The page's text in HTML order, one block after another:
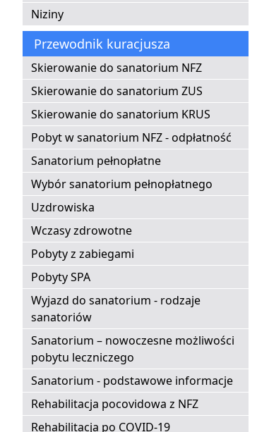
Niziny
Przewodnik kuracjusza
Skierowanie do sanatorium NFZ
Skierowanie do sanatorium ZUS
Skierowanie do sanatorium KRUS
Pobyt w sanatorium NFZ - odpłatność
Sanatorium pełnopłatne
Wybór sanatorium pełnopłatnego
Uzdrowiska
Wczasy zdrowotne
Pobyty z zabiegami
Pobyty SPA
Wyjazd do sanatorium - rodzaje
sanatoriów
Sanatorium – nowoczesne możliwości
pobytu leczniczego
Sanatorium - podstawowe informacje
Rehabilitacja pocovidowa z NFZ
Rehabilitacja po COVID-19